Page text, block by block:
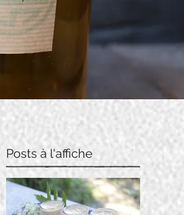
Posts à l'affiche